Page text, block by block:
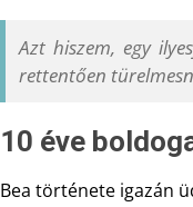
Azt hiszem, egy
rettentően
10 éve
Bea története igazán